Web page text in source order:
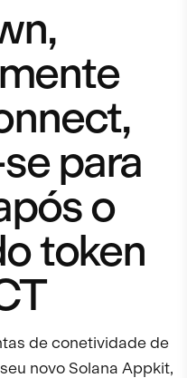
para
o
token
de conetividade de
novo Solana Appkit,